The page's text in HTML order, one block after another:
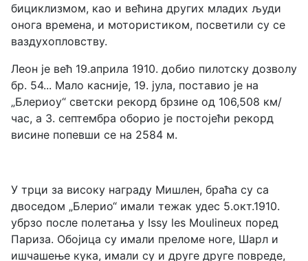
бициклизмом, као и већина других младих људи
онога времена, и мотористиком, посветили су се
ваздухопловству.
Леон је већ 19.априла 1910. добио пилотску дозволу
бр. 54... Мало касније, 19. јула, поставио је на
„Блериоу“ светски рекорд брзине од 106,508 км/
час, а 3. септембра оборио је постојећи рекорд
висине попевши се на 2584 м.
У трци за високу награду Мишлен, браћа су са
двоседом „Блерио“ имали тежак удес 5.окт.1910.
убрзо после полетања у Issy les Moulineux поред
Париза. Обојица су имали преломе ноге, Шарл и
ишчашење кука, имали су и друге друге повреде,